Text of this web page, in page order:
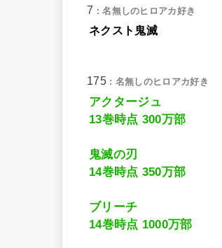
7 : 名無しのヒロアカ好き
ネクスト鬼滅
175 : 名無しのヒロアカ好き
アクタージュ
13巻時点 300万部
鬼滅の刃
14巻時点 350万部
ブリーチ
14巻時点 1000万部